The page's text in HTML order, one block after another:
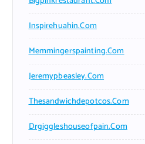
Inspirehuahin.com
Memmingerspainting.com
Jeremypbeasley.com
Thesandwichdepotcos.com
Drgiggleshouseofpain.com